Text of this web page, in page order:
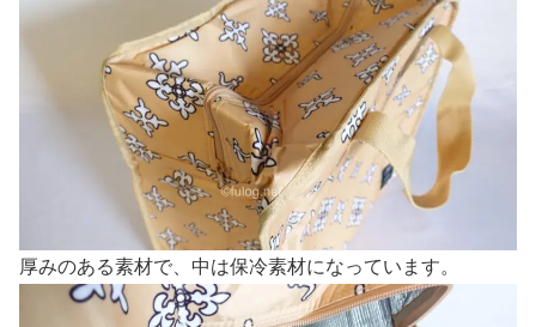
厚みのある素材で、中は保冷素材になっています。